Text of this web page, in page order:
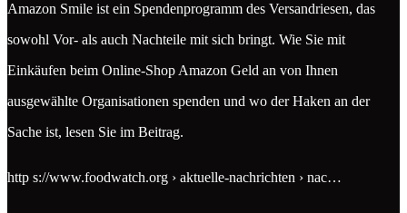
Amazon Smile ist ein Spendenprogramm des Versandriesen, das
sowohl Vor- als auch Nachteile mit sich bringt. Wie Sie mit
Einkäufen beim Online-Shop Amazon Geld an von Ihnen
ausgewählte Organisationen spenden und wo der Haken an der
Sache ist, lesen Sie im Beitrag.
http s://www.foodwatch.org › aktuelle-nachrichten › nac…